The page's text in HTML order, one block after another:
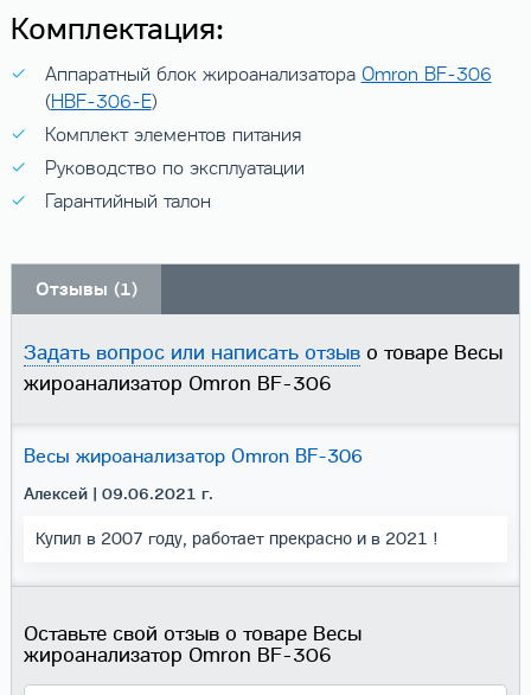
Комплектация:
Аппаратный блок жироанализатора Omron BF-306
(HBF-306-E)
Комплект элементов питания
Руководство по эксплуатации
Гарантийный талон
Отзывы (1)
Задать вопрос или написать отзыво товаре Весы
жироанализатор Omron BF-306
Весы жироанализатор Omron BF-306
Алексей| 09.06.2021 г.
Купил в 2007 году, работает прекрасно и в 2021 !
Оставьте свой отзыв о товаре Весы
жироанализатор Omron BF-306